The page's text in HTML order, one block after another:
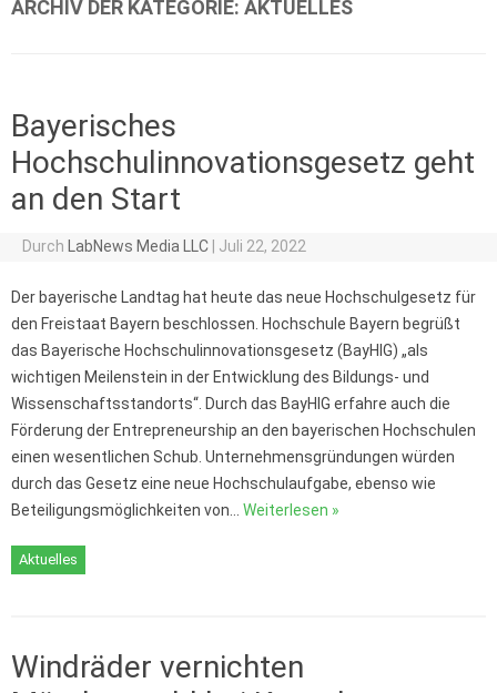
ARCHIV DER KATEGORIE: AKTUELLES
Bayerisches
Hochschulinnovationsgesetz geht
an den Start
Durch LabNews Media LLC Juli 22, 2022
Der bayerische Landtag hat heute das neue Hochschulgesetz für
den Freistaat Bayern beschlossen. Hochschule Bayern begrüßt
das Bayerische Hochschulinnovationsgesetz (BayHIG) „als
wichtigen Meilenstein in der Entwicklung des Bildungs- und
Wissenschaftsstandorts“. Durch das BayHIG erfahre auch die
Förderung der Entrepreneurship an den bayerischen Hochschulen
einen wesentlichen Schub. Unternehmensgründungen würden
durch das Gesetz eine neue Hochschulaufgabe, ebenso wie
Beteiligungsmöglichkeiten von… Weiterlesen »
Aktuelles
Windräder vernichten